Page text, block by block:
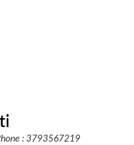
: 3793567219